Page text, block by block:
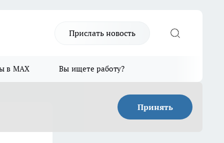
Прислать новость
в MAX Вы ищете работу?
Принять